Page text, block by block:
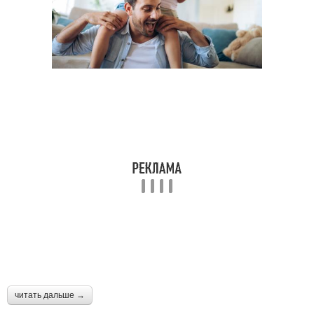
читать дальше →